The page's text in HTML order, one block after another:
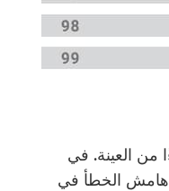
من العينة. في
هامش الخطأ في